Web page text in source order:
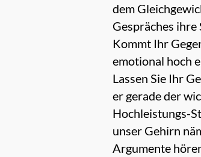
dem
Gespräches
Kommt Ihr
emotional hoch
Lassen Sie Ihr
er gerade der
Hochleistungs-
unser Gehirn
Argumente